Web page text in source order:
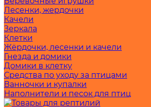
Лесенки, жердочки
Качели
Зеркала
Клетки
Жёрдочки, лесенки и качели
Гнезда и домики
Домики в клетку
Средства по уходу за птицами
Ванночки и купалки
Наполнители и песок для птиц